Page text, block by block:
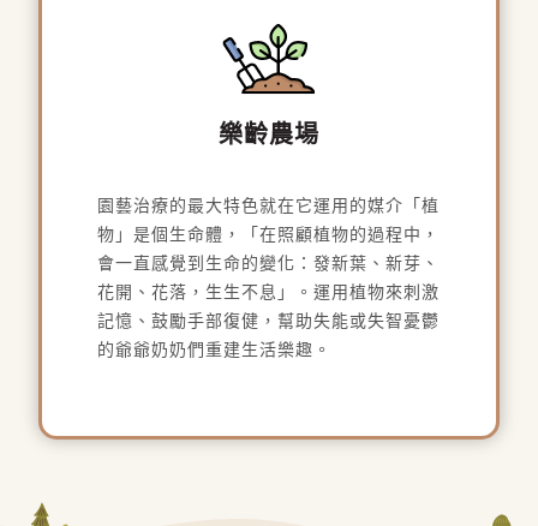
樂齡農場
園藝治療的最大特色就在它運用的媒介「植
物」是個生命體，「在照顧植物的過程中，
會一直感覺到生命的變化：發新葉、新芽、
花開、花落，生生不息」。運用植物來刺激
記憶、鼓勵手部復健，幫助失能或失智憂鬱
的爺爺奶奶們重建生活樂趣。